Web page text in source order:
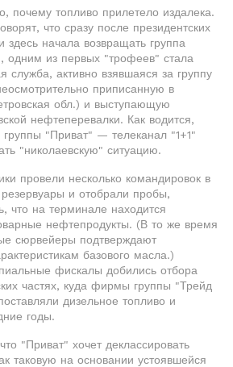
почему топливо прилетело издалека.
что сразу после президентских
здесь начала возвращать группа
одним из первых "трофеев" стала
служба, активно взявшаяся за группу
приписанную в
обл.) и выступающую
нефтеперевалки. Как водится,
группы "Приват" — телеканал "1+1"
"николаевскую" ситуацию.
провели несколько командировок в
и отобрали пробы,
что на терминале находится
нефтепродукты. (В то же время
сюрвейеры подтверждают
базового масла.)
фискалы добились отбора
частях, куда фирмы группы "Трейд
дизельное топливо и
годы.
"Приват" хочет деклассировать
таковую на основании устоявшейся